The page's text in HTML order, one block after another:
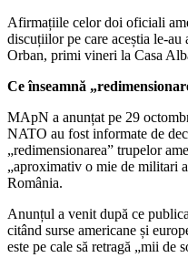
Afirmațiile celor doi oficiali
discuțiilor pe care aceștia le-
Orban, primi vineri la Casa
Ce înseamnă
MApN a anunțat pe 29
NATO au fost informate de
„redimensionarea” trupelor
„aproximativ o mie de militari
România.
Anunțul a venit după ce
citând surse americane și
este pe cale să retragă „mii de